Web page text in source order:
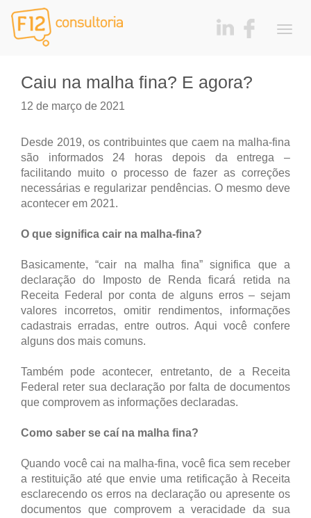
Caiu na malha fina? E agora?
12 de março de 2021
Desde 2019, os contribuintes que caem na malha-fina
são informados 24 horas depois da entrega –
facilitando muito o processo de fazer as correções
necessárias e regularizar pendências. O mesmo deve
acontecer em 2021.
O que significa cair na malha-fina?
Basicamente, “cair na malha fina” significa que a
declaração do Imposto de Renda ficará retida na
Receita Federal por conta de alguns erros – sejam
valores incorretos, omitir rendimentos, informações
cadastrais erradas, entre outros. Aqui você confere
alguns dos mais comuns.
Também pode acontecer, entretanto, de a Receita
Federal reter sua declaração por falta de documentos
que comprovem as informações declaradas.
Como saber se caí na malha fina?
Quando você cai na malha-fina, você fica sem receber
a restituição até que envie uma retificação à Receita
esclarecendo os erros na declaração ou apresente os
documentos que comprovem a veracidade da sua